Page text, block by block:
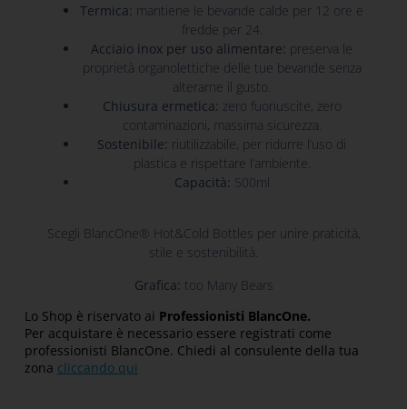
Termica: mantiene le bevande calde per 12 ore e
fredde per 24.
Acciaio inox per uso alimentare: preserva le
proprietà organolettiche delle tue bevande senza
alterarne il gusto.
Chiusura ermetica: zero fuoriuscite, zero
contaminazioni, massima sicurezza.
Sostenibile: riutilizzabile, per ridurre l’uso di
plastica e rispettare l’ambiente.
Capacità: 500ml
Scegli BlancOne® Hot&Cold Bottles per unire praticità,
stile e sostenibilità.
Grafica: too Many Bears
Lo Shop è riservato ai Professionisti BlancOne.
Per acquistare è necessario essere registrati come
professionisti BlancOne. Chiedi al consulente della tua
zona cliccando qui